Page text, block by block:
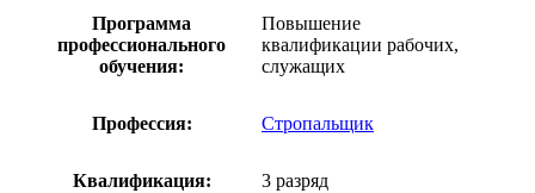
Программа
профессионального
обучения:
Повышение
квалификации рабочих,
служащих
Профессия: Стропальщик
Квалификация: 3 разряд